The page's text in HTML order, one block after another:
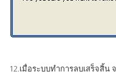
12.เมื่อระบบทำการลบเสร็จสิ้